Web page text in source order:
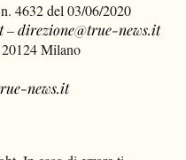
4632 del 03/06/2020
–direzione@true-news.it
Milano
news.it